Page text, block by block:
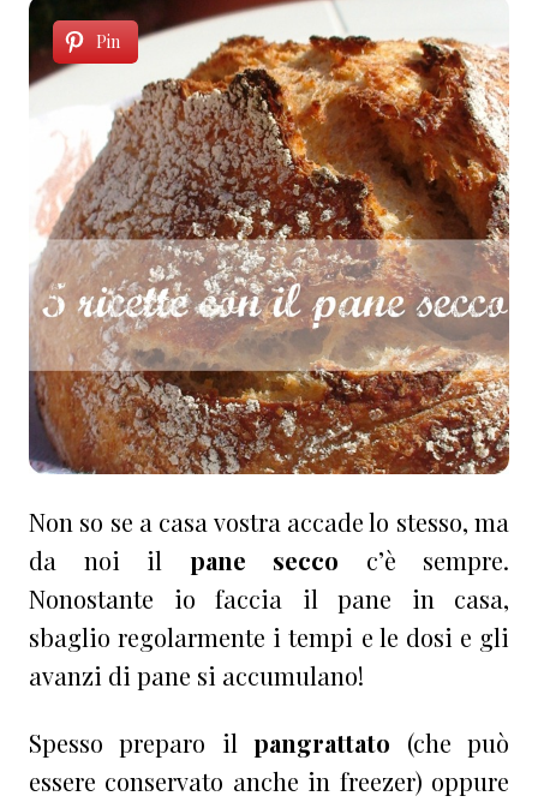
Pin
Non so se a casa vostra accade lo stesso, ma
da noi il pane secco c’è sempre.
Nonostante io faccia il pane in casa,
sbaglio regolarmente i tempi e le dosi e gli
avanzi di pane si accumulano!
Spesso preparo ilpangrattato (che può
essere conservato anche in freezer) oppure